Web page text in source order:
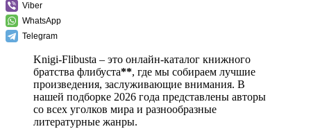
Viber
WhatsApp
Telegram
Knigi-Flibusta – это онлайн-каталог книжного
братства флибуста**, где мы собираем лучшие
произведения, заслуживающие внимания. В
нашей подборке 2026 года представлены авторы
со всех уголков мира и разнообразные
литературные жанры.